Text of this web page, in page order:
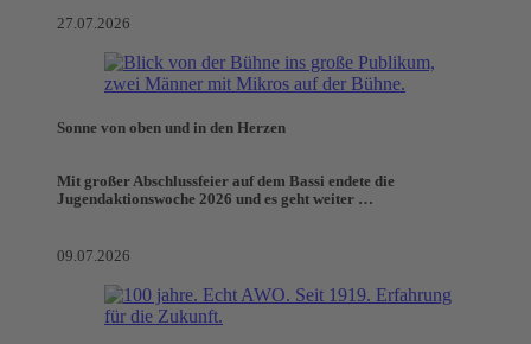
27.07.2026
Sonne von oben und in den Herzen
Mit großer Abschlussfeier auf dem Bassi endete die
Jugendaktionswoche 2026 und es geht weiter …
09.07.2026